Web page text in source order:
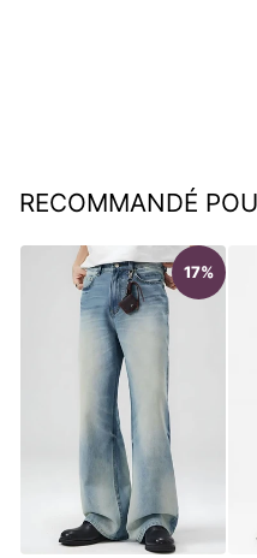
RECOMMANDÉ
17%
Jeans pour hommes